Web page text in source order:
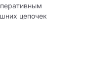
цепочек